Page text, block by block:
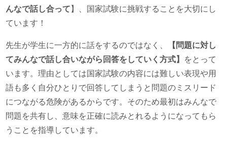
んなで話し合って 】、国家試験に挑戦することを大切にし
ています！
先生が学生に一方的に話をするのではなく、
【問題に対し
てみんなで話し合いながら回答をしていく方式】
をとって
います。理由としては国家試験の内容には難しい表現や用
語も多く自分ひとりで回答してしまうと問題のミスリード
につながる危険があるからです。そのため最初はみんなで
問題を共有し、意味を正確に読みとれるようになってもら
うことを指導しています。